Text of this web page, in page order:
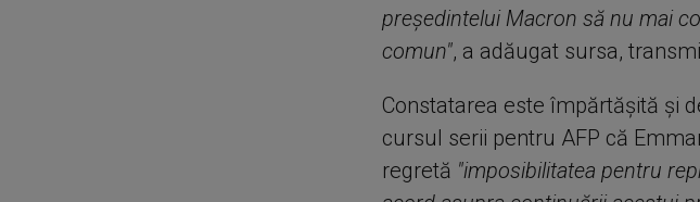
preşedintelui Macron să nu mai
comun", a adăugat sursa,
Constatarea este împărtăşită şi
cursul serii pentru AFP că
regretă "imposibilitatea pentru